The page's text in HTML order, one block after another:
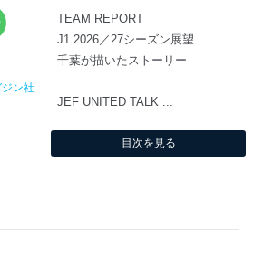
ン社
TEAM REPORT
J1 2026／27シーズン展望
千葉が描いたストーリー
JEF UNITED TALK ...
目次を見る